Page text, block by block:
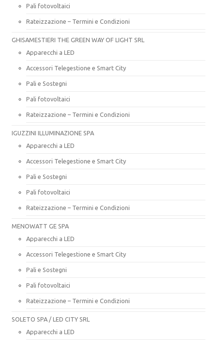
Pali fotovoltaici
Rateizzazione – Termini e Condizioni
GHISAMESTIERI THE GREEN WAY OF LIGHT SRL
Apparecchi a LED
Accessori Telegestione e Smart City
Pali e Sostegni
Pali fotovoltaici
Rateizzazione – Termini e Condizioni
IGUZZINI ILLUMINAZIONE SPA
Apparecchi a LED
Accessori Telegestione e Smart City
Pali e Sostegni
Pali fotovoltaici
Rateizzazione – Termini e Condizioni
MENOWATT GE SPA
Apparecchi a LED
Accessori Telegestione e Smart City
Pali e Sostegni
Pali fotovoltaici
Rateizzazione – Termini e Condizioni
SOLETO SPA / LED CITY SRL
Apparecchi a LED